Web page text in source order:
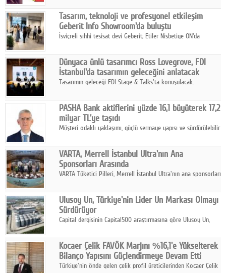
Tasarım, teknoloji ve profesyonel etkileşim
Geberit Info Showroom'da buluştu
İsviçreli sıhhi tesisat devi Geberit; Etiler Nisbetiye ON'da
ortaklığıyla özel bir davete ev sahipliği yaptı.
Dünyaca ünlü tasarımcı Ross Lovegrove, FDI
İstanbul'da tasarımın geleceğini anlatacak
Tasarımın geleceği FDI Stage & Talks'ta konuşulacak.
PASHA Bank aktiflerini yüzde 16,1 büyüterek 17,2
milyar TL'ye taşıdı
Müşteri odaklı yaklaşımı, güçlü sermaye yapısı ve sürdürülebilir
yılının ilk yarısında güçlü finansal performansını korudu.
VARTA, Merrell İstanbul Ultra'nın Ana
Sponsorları Arasında
VARTA Tüketici Pilleri, Merrell İstanbul Ultra'nın ana sponsorları
enerjisine güç katıyor.
Ulusoy Un, Türkiye'nin Lider Un Markası Olmayı
Sürdürüyor
Capital dergisinin Capital500 araştırmasına göre Ulusoy Un,
hasılatıyla Türkiye'nin en büyük 83. firması oldu.
Kocaer Çelik FAVÖK Marjını %16,1'e Yükselterek
Bilanço Yapısını Güçlendirmeye Devam Etti
Türkiye'nin önde gelen çelik profil üreticilerinden Kocaer Çelik